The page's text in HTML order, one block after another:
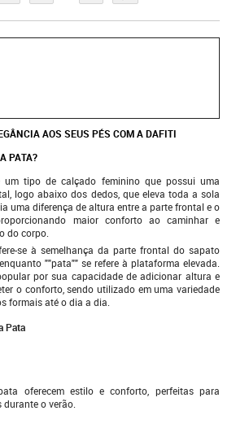
AOS SEUS PÉS COM A DAFITI
PATA?
tipo de calçado feminino que possui uma
logo abaixo dos dedos, que eleva toda a sola
uma diferença de altura entre a parte frontal e o
maior conforto ao caminhar e
do corpo.
se à semelhança da parte frontal do sapato
""pata"" se refere à plataforma elevada.
por sua capacidade de adicionar altura e
o conforto, sendo utilizado em uma variedade
formais até o dia a dia.
Pata
oferecem estilo e conforto, perfeitas para
durante o verão.